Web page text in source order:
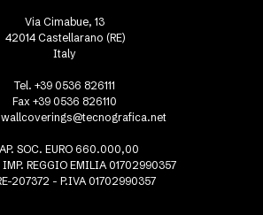
Via Cimabue, 13
42014 Castellarano (RE)
Italy
Tel. +39 0536 826111
Fax +39 0536 826110
wallcoverings@tecnografica.net
SOC. EURO 660.000,00
IMP. REGGIO EMILIA 01702990357
207372 - P.IVA 01702990357